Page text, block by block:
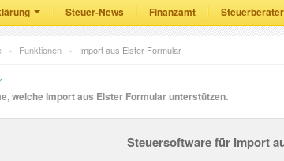
Steuer-News Finanzamt Steuerberater
» Funktionen » Import aus Elster Formular
welche Import aus Elster Formular unterstützen.
Steuersoftware für Import